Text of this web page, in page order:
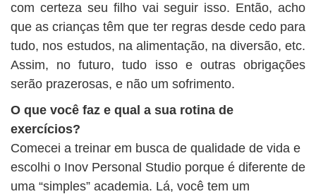
com certeza seu filho vai seguir isso. Então, acho
que as crianças têm que ter regras desde cedo para
tudo, nos estudos, na alimentação, na diversão, etc.
Assim, no futuro, tudo isso e outras obrigações
serão prazerosas, e não um sofrimento.
O que você faz e qual a sua rotina de
exercícios?
Comecei a treinar em busca de qualidade de vida e
escolhi o Inov Personal Studio porque é diferente de
uma “simples” academia. Lá, você tem um